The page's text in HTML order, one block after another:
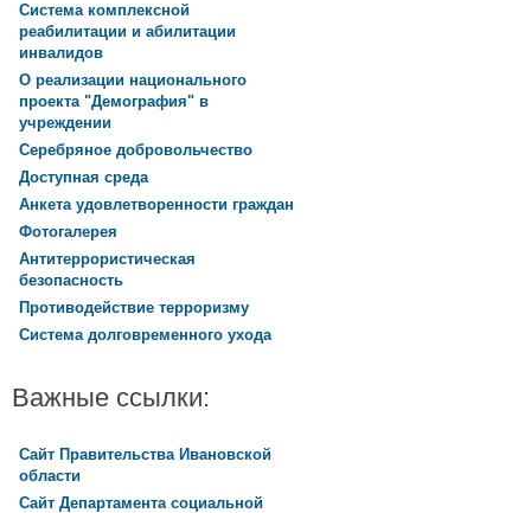
Система комплексной
реабилитации и абилитации
инвалидов
О реализации национального
проекта "Демография" в
учреждении
Серебряное добровольчество
Доступная среда
Анкета удовлетворенности граждан
Фотогалерея
Антитеррористическая
безопасность
Противодействие терроризму
Система долговременного ухода
Важные ссылки:
Сайт Правительства Ивановской
области
Сайт Департамента социальной